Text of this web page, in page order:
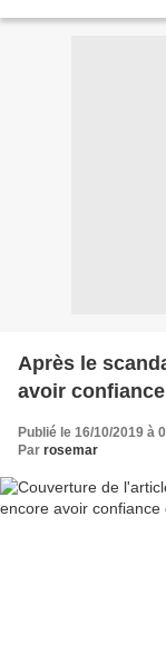
Après le
avoir
Publié le 16/10/2019 à
Par rosemar